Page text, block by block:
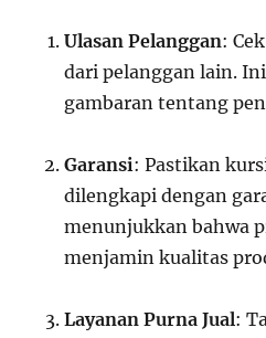
Ulasan Pelanggan:
dari pelanggan lain.
gambaran tentang
Garansi: Pastikan
dilengkapi dengan
menunjukkan bahwa
menjamin kualitas
Layanan Purna Jual: